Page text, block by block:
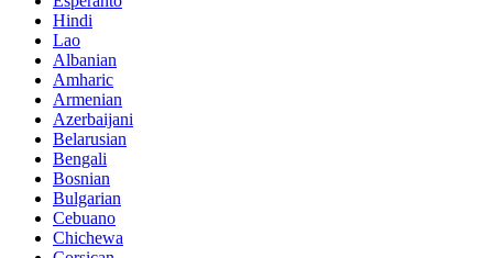
Hindi
Lao
Albanian
Amharic
Armenian
Azerbaijani
Belarusian
Bengali
Bosnian
Bulgarian
Cebuano
Chichewa